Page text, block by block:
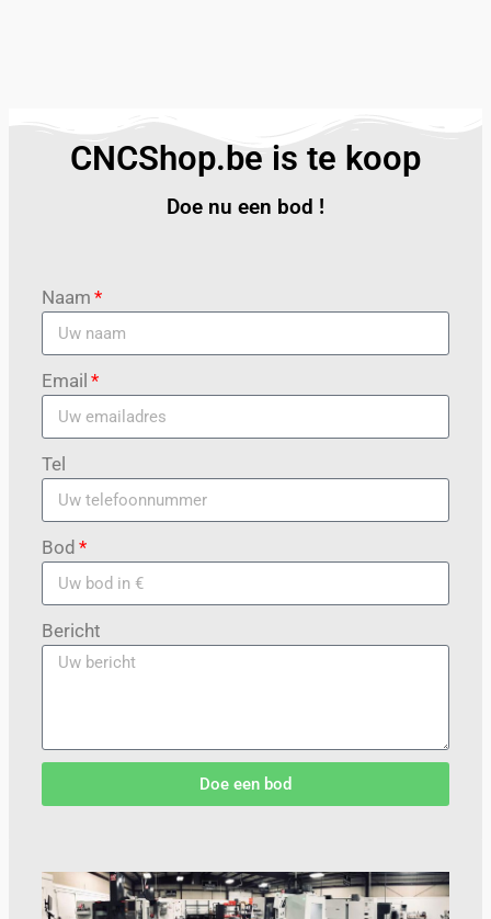
CNCShop.be is te koop
Doe nu een bod !
Naam
Email
Tel
Bod
Bericht
Doe een bod